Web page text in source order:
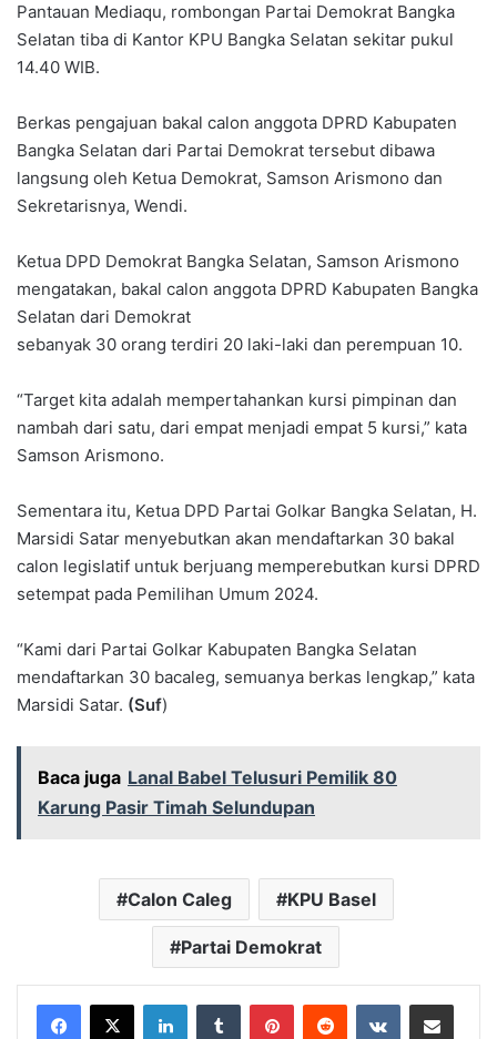
Pantauan Mediaqu, rombongan Partai Demokrat Bangka
Selatan tiba di Kantor KPU Bangka Selatan sekitar pukul
14.40 WIB.
Berkas pengajuan bakal calon anggota DPRD Kabupaten
Bangka Selatan dari Partai Demokrat tersebut dibawa
langsung oleh Ketua Demokrat, Samson Arismono dan
Sekretarisnya, Wendi.
Ketua DPD Demokrat Bangka Selatan, Samson Arismono
mengatakan, bakal calon anggota DPRD Kabupaten Bangka
Selatan dari Demokrat
sebanyak 30 orang terdiri 20 laki-laki dan perempuan 10.
“Target kita adalah mempertahankan kursi pimpinan dan
nambah dari satu, dari empat menjadi empat 5 kursi,” kata
Samson Arismono.
Sementara itu, Ketua DPD Partai Golkar Bangka Selatan, H.
Marsidi Satar menyebutkan akan mendaftarkan 30 bakal
calon legislatif untuk berjuang memperebutkan kursi DPRD
setempat pada Pemilihan Umum 2024.
“Kami dari Partai Golkar Kabupaten Bangka Selatan
mendaftarkan 30 bacaleg, semuanya berkas lengkap,” kata
Marsidi Satar. (Suf)
Baca juga Lanal Babel Telusuri Pemilik 80
Karung Pasir Timah Selundupan
Calon Caleg KPU Basel
Partai Demokrat
LinkedInTumblr PinterestReddit VKontakteShare via Email